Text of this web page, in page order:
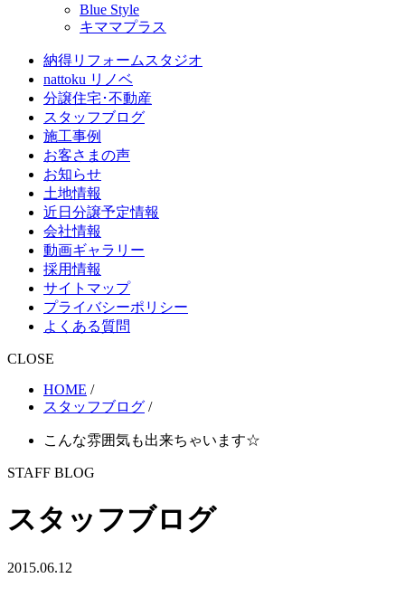
Blue Style
キママプラス
納得リフォームスタジオ
nattoku リノベ
分譲住宅･不動産
スタッフブログ
施工事例
お客さまの声
お知らせ
土地情報
近日分譲予定情報
会社情報
動画ギャラリー
採用情報
サイトマップ
プライバシーポリシー
よくある質問
CLOSE
HOME /
スタッフブログ /
こんな雰囲気も出来ちゃいます☆
STAFF BLOG
スタッフブログ
2015.06.12